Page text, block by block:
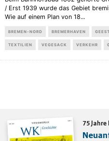
/ Erst 1939 wurde das Gebiet
Wie auf einem Plan von 18...
BREMEN-NORD BREMERHAVEN
TEXTILIEN VEGESACK VERKEHR
75